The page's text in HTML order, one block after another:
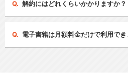
解約にはどれくらいかかりますか？
電子書籍は月額料金だけで利用でき